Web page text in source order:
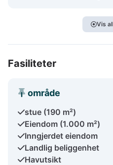
Vis
Fasiliteter
område
stue (190 m²)
Eiendom (1.000 m²)
Inngjerdet eiendom
Landlig beliggenhet
Havutsikt